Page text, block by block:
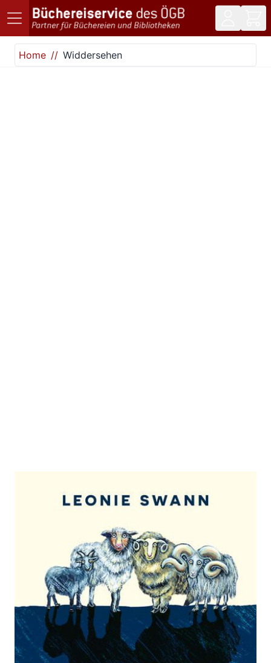
Direkt zum Inhalt
Home
Widdersehen
Widdersehen
Zur Wunschliste hinzufügen
Ein Schafskrimi | Mit den Schafen aus ›Glennkill‹
Leonie Swann
Verlag: DuMont
Buchverlag
14.04.2026